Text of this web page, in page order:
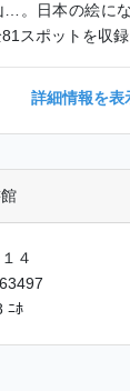
…。日本の絵に
スポットを収録
詳細情報を表
４
ﾆﾎ